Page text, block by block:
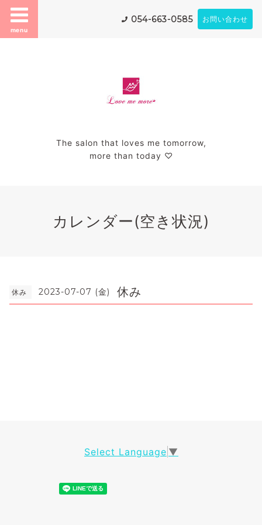
menu
054-663-0585 お問い合わせ
The salon that loves me tomorrow,
more than today ♡
カレンダー(空き状況)
休み 2023-07-07 (金) 休み
Select Language ▼